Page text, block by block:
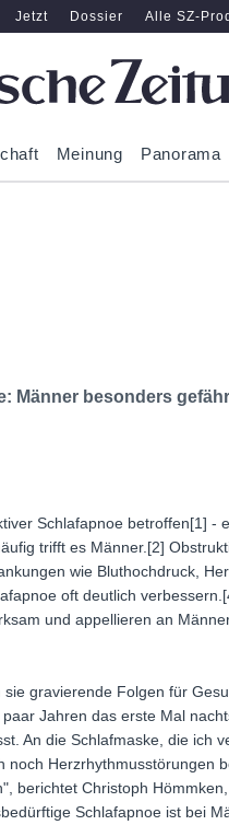
Jetzt Dossier Alle SZ-
Meinung Panorama
Männer besonders
Schlafapnoe betroffen[1] -
trifft es Männer.[2]
wie Bluthochdruck,
oft deutlich
und appellieren an
gravierende Folgen für
Jahren das erste Mal
An die Schlafmaske, die ich
Herzrhythmusstörungen
berichtet Christoph
Schlafapnoe ist bei